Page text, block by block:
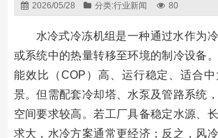
2026/05/28 分类:行业新闻 80
水冷式冷冻机组是一种通过水作为
或系统中的热量转移至环境的制冷设备
能效比（COP）高、运行稳定、适合
景。但需配套冷却塔、水泵及管路系统
空间要求较高。若工厂具备稳定水源、
求大，水冷方案通常更经济；反之，风